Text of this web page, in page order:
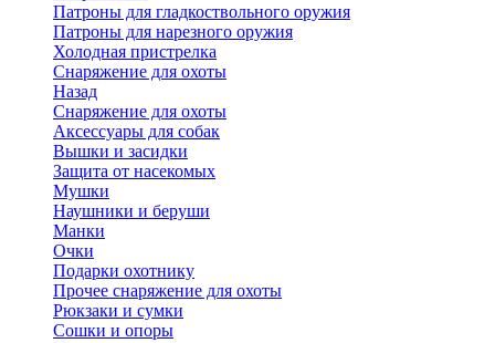
Патроны для гладкоствольного оружия
Патроны для нарезного оружия
Холодная пристрелка
Снаряжение для охоты
Назад
Снаряжение для охоты
Аксессуары для собак
Вышки и засидки
Защита от насекомых
Мушки
Наушники и беруши
Манки
Очки
Подарки охотнику
Прочее снаряжение для охоты
Рюкзаки и сумки
Сошки и опоры